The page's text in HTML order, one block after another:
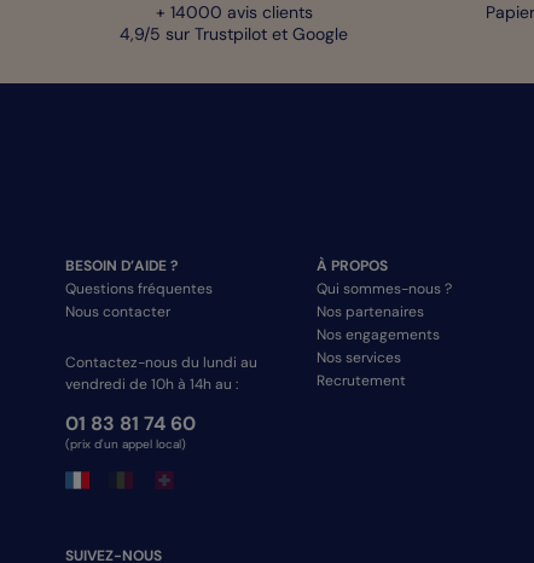
+ 14000 avis clients
4,9/5 sur Trustpilot et Google
BESOIN D’AIDE ?
Questions fréquentes
Nous contacter
Contactez-nous du lundi au
vendredi de 10h à 14h au :
01 83 81 74 60
(prix d'un appel local)
À PROPOS
Qui sommes-nous ?
Nos partenaires
Nos engagements
Nos services
Recrutement
SUIVEZ-NOUS